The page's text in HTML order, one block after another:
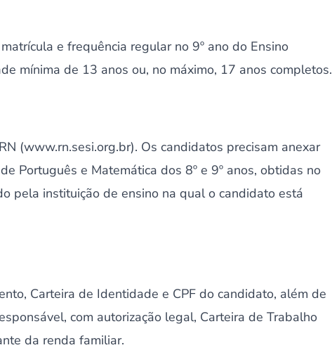
e frequência regular no 9º ano do Ensino
mínima de 13 anos ou, no máximo, 17 anos completos.
(www.rn.sesi.org.br). Os candidatos precisam anexar
Português e Matemática dos 8º e 9º anos, obtidas no
pela instituição de ensino na qual o candidato está
Carteira de Identidade e CPF do candidato, além de
com autorização legal, Carteira de Trabalho
da renda familiar.